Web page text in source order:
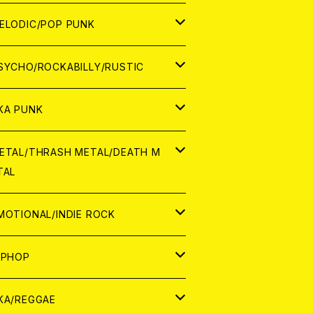
ログ
ログ
POP PUNK
ROCKABILLY/RUSTIC
PUNK
THRASH METAL/DEATH M
INDIE ROCK
REGGAE